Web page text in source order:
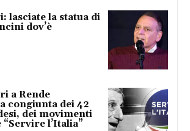
lasciate la statua di
dov’è
a Rende
congiunta dei 42
dei movimenti
“Servire l’Italia”